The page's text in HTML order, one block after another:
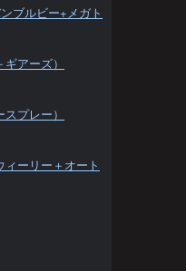
ブルビー+メガト
アーズ）
プレー）
ーリー＋オート